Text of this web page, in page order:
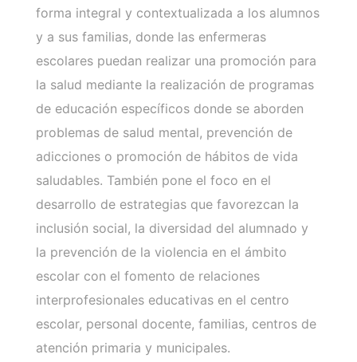
forma integral y contextualizada a los alumnos
y a sus familias, donde las enfermeras
escolares puedan realizar una promoción para
la salud mediante la realización de programas
de educación específicos donde se aborden
problemas de salud mental, prevención de
adicciones o promoción de hábitos de vida
saludables. También pone el foco en el
desarrollo de estrategias que favorezcan la
inclusión social, la diversidad del alumnado y
la prevención de la violencia en el ámbito
escolar con el fomento de relaciones
interprofesionales educativas en el centro
escolar, personal docente, familias, centros de
atención primaria y municipales.